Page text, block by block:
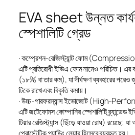
EVA sheet উন্নত
স্পেশালিটি গ্রেড
· কম্প্রেশন-রেজিস্ট্যান্ট ফোম
এটি প্রতিরোধী ইভিএ ফোম নামেও পরিচিত। এর
(১৮% বা তার কম), যা দীর্ঘক্ষণ ব্যবহারের
টিকে রাখে এবং বিকৃতি কমায়।
· উচ্চ-পারফরম্যান্স ইভোজোট (High-
এটি জটেফোমস কোম্পানির স্পেশালিটি
টিয়ার রেজিস্ট্যান্স (ছিঁড়ে যাওয়া রোধ) রয়েছে;